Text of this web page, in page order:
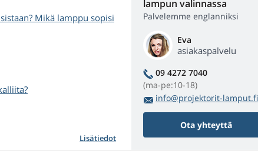
Mikä lamppu sopisi
Lisätiedot
lampun valinnassa
Palvelemme englanniksi
Eva
asiakaspalvelu
09 4272 7040
(ma-pe:10-18)
info@projektorit-lamput.fi
Ota yhteyttä